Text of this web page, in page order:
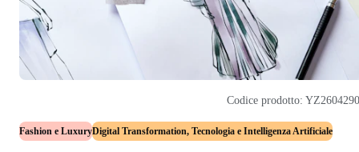
Fashion e LuxuryDigital Transformation, Tecnologia e Intelligenza Artificiale
Codice prodotto: